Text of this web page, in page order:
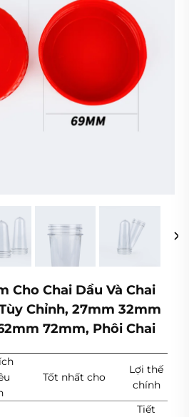
Cho Chai Dầu Và Chai
Chỉnh, 27mm 32mm
72mm, Phôi Chai
Tốt nhất cho
Lợi thế
chính
Tiết